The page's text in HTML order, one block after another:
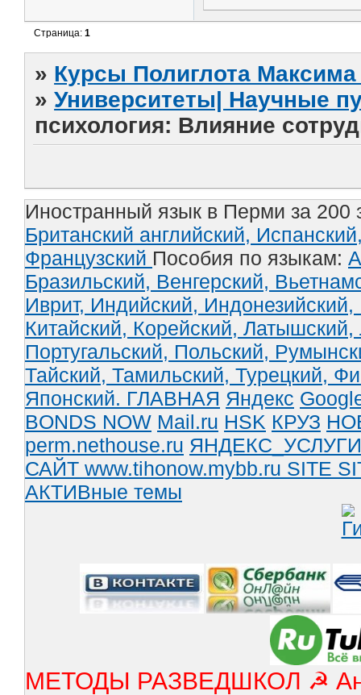
Страница:1
» Курсы Полиглота
»Университеты| Научные
психология: Влияние
Иностранный язык в Перми за 200
Британский английский,
Французский Пособия по языкам:
Бразильский, Венгерский,
Иврит, Индийский, Индонезийский,
Китайский, Корейский, Латышский,
Португальский, Польский,
Тайский, Тамильский, Турецкий,
Японский. ГЛАВНАЯ Яндекс
BONDS NOW Mail.ru HSK КРУЗ
perm.nethouse.ru ЯНДЕКС_УСЛУГИ
САЙТ www.tihonow.mybb.ru SITE
АКТИВные темы
МЕТОДЫ РАЗВЕДШКОЛ ☭